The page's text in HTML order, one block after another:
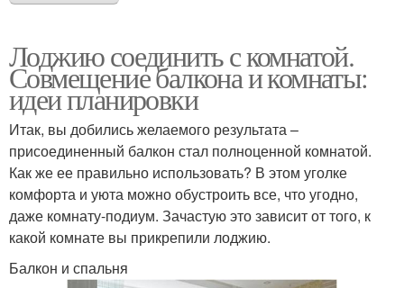
Лоджию соединить с комнатой.
Совмещение балкона и комнаты:
идеи планировки
Итак, вы добились желаемого результата –
присоединенный балкон стал полноценной комнатой.
Как же ее правильно использовать? В этом уголке
комфорта и уюта можно обустроить все, что угодно,
даже комнату-подиум. Зачастую это зависит от того, к
какой комнате вы прикрепили лоджию.
Балкон и спальня